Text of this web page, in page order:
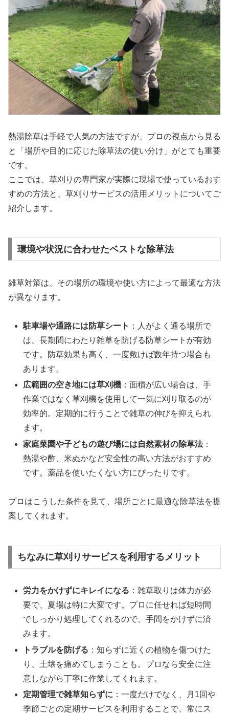
熱湯除草は手軽で人気の方法ですが、プロの視点から見る
と「場所や目的に応じた除草法の使い分け」がとても重要
です。
ここでは、草刈りの専門家が実際に現場で使っているおす
すめの方法と、草刈りサービスの活用メリットについてご
紹介します。
環境や状況に合わせたベストな除草法
雑草対策は、その場所の環境や使い方によって最適な方法
が異なります。
駐車場や通路には防草シート ：人がよく通る場所で
は、長期間にわたり雑草を防げる防草シートが有効
です。防草効果も高く、一度敷けば数年持つ場合も
あります。
広範囲の空き地には草刈機 ：面積が広い場合は、手
作業ではなく草刈機を使用して一気に刈り取るのが
効率的。定期的に行うことで雑草の伸びを抑えられ
ます。
家庭菜園や子どもの遊び場には自然素材の除草法：
熱湯や酢、米ぬかなど安全性の高い方法がおすすめ
です。薬品を使いたくない方にぴったりです。
プロはこうした条件を見て、場所ごとに最適な除草法を提
案してくれます。
ちなみに草刈りサービスを利用するメリット
労力をかけずにキレイになる ：雑草取りは体力が必
要で、夏場は特に大変です。プロに任せれば短時間
でしっかり処理してくれるので、手間をかけずに済
みます。
トラブルを防げる ：知らずに近くの植物を傷つけた
り、土壌を痛めてしまうことも。プロなら安全に注
意しながら丁寧に作業してくれます。
定期管理で雑草知らずに ：一度だけでなく、月1回や
季節ごとの定期サービスを利用することで、常にス